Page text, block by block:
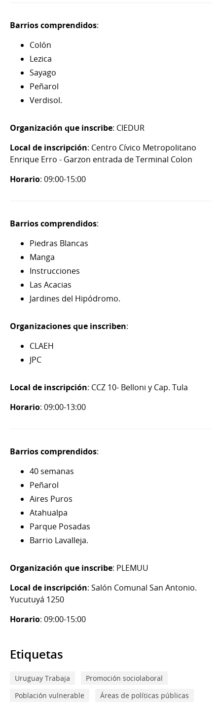
Barrios comprendidos:
Colón
Lezica
Sayago
Peñarol
Verdisol.
Organización que inscribe: CIEDUR
Local de inscripción: Centro Cívico Metropolitano
Enrique Erro - Garzon entrada de Terminal Colon
Horario: 09:00-15:00
Barrios comprendidos:
Piedras Blancas
Manga
Instrucciones
Las Acacias
Jardines del Hipódromo.
Organizaciones que inscriben:
CLAEH
JPC
Local de inscripción: CCZ 10- Belloni y Cap. Tula
Horario: 09:00-13:00
Barrios comprendidos:
40 semanas
Peñarol
Aires Puros
Atahualpa
Parque Posadas
Barrio Lavalleja.
Organización que inscribe: PLEMUU
Local de inscripción: Salón Comunal San Antonio.
Yucutuyá 1250
Horario: 09:00-15:00
Etiquetas
Uruguay Trabaja
Promoción sociolaboral
Población vulnerable
Áreas de políticas públicas